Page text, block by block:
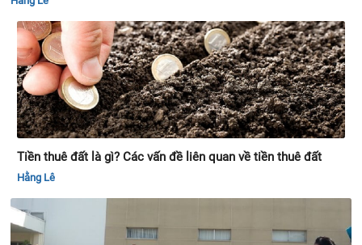
Tiền thuê đất là gì? Các vấn đề liên quan về tiền thuê đất
Hằng Lê